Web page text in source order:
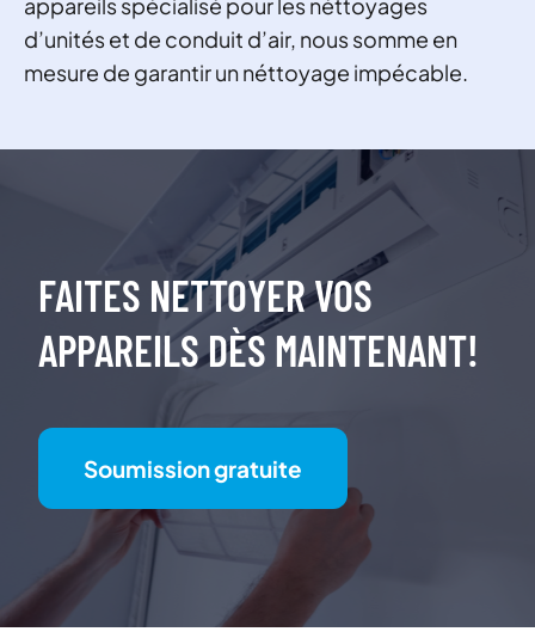
appareils spécialisé pour les néttoyages
d’unités et de conduit d’air, nous somme en
mesure de garantir un néttoyage impécable.
FAITES NETTOYER VOS
APPAREILS DÈS MAINTENANT!
Soumission gratuite